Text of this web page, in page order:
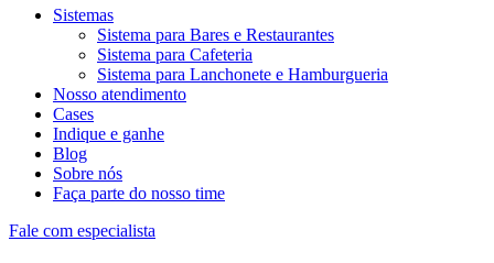
Sistemas
Sistema para Bares e Restaurantes
Sistema para Cafeteria
Sistema para Lanchonete e Hamburgueria
Nosso atendimento
Cases
Indique e ganhe
Blog
Sobre nós
Faça parte do nosso time
Fale com especialista